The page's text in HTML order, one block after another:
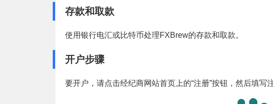
存款和取款
使用银行电汇或比特币处理FXBrew的存款和取款。
开户步骤
要开户，请点击经纪商网站首页上的“注册”按钮，然后填写